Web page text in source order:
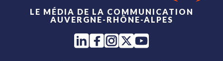
LE MÉDIA DE LA COMMUNICATION
AUVERGNE-RHÔNE-ALPES